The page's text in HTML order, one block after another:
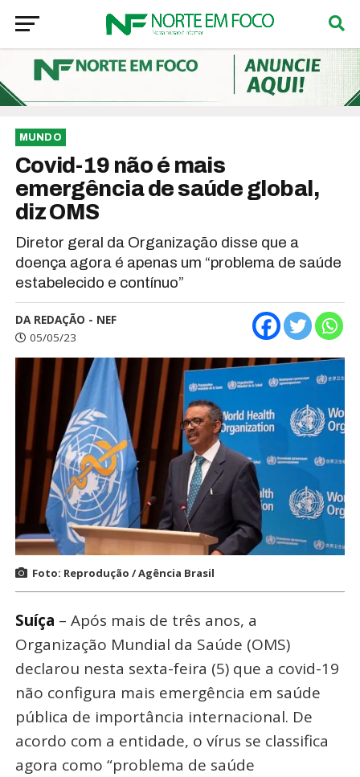
MUNDO
Covid-19 não é mais
emergência de saúde global,
diz OMS
Diretor geral da Organização disse que a
doença agora é apenas um “problema de saúde
estabelecido e contínuo”
DA REDAÇÃO - NEF
05/05/23
Foto: Reprodução / Agência Brasil
Suíça – Após mais de três anos, a
Organização Mundial da Saúde (OMS)
declarou nesta sexta-feira (5) que a covid-19
não configura mais emergência em saúde
pública de importância internacional. De
acordo com a entidade, o vírus se classifica
agora como “problema de saúde